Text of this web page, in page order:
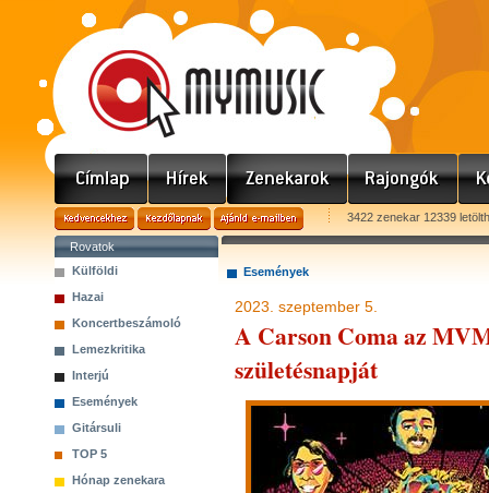
3422 zenekar 12339
Rovatok
Külföldi
Hazai
Koncertbeszámoló
Lemezkritika
Interjú
Események
Gitársuli
TOP 5
Hónap zenekara
Események
2023. szeptember 5.
A Carson Coma az
születésnapját